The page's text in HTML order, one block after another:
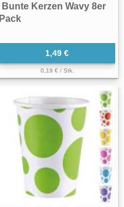
Bunte Kerzen Wavy 8er
Pack
1,49 €
0,19 € / Stk.